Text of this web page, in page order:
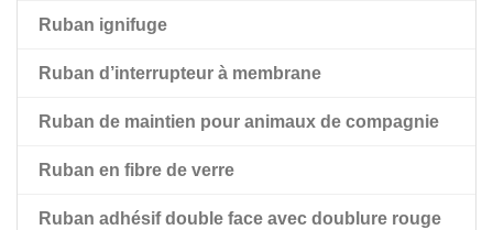
compagnie avec doublure rouge
Ruban ignifuge
Ruban d’interrupteur à membrane
Ruban de maintien pour animaux de compagnie
Ruban en fibre de verre
Ruban adhésif double face avec doublure rouge